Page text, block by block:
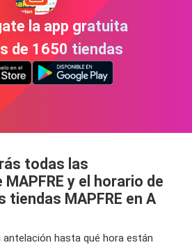
la app gratuita
de 1650 tiendas
todas las
y el horario de
tiendas MAPFRE en A
hasta qué hora están